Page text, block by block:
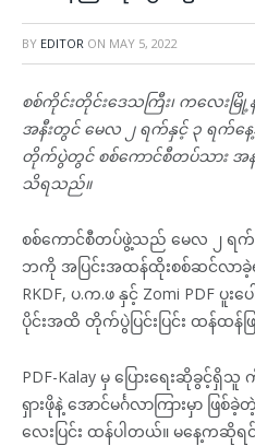
BY EDITOR ON MAY 5, 2022
စစ်ကိုင်းတိုင်းဒေသကြီး၊ ကလေးမြို့န
အနီးတွင် မေလ ၂ ရက်နှင့် ၃ ရက်န
တိုက်ပွဲတွင် စစ်ကောင်စီတပ်သား
သိရသည်။
စစ်ကောင်စီတပ်ဖွဲ့သည် မေလ ၂ ရက်န
ဘကို အပြင်းအထန်ထိုးစစ်ဆင်လာခဲ့ရာ
RKDF, ပ.က.ဖ နှင့် Zomi PDF ပူ
ပိုင်းအထိ တိုက်ပွဲပြင်းပြင်း ထန်ထန်ဖ
PDF-Kalay မှ ပြေားရေးဆိုခွင့်
ရှားဖိုနဲ့ အောင်မင်္ဂလာကြားမှာ
လေးပြင်း ထန်ပါတယ်။ မနေ့ကဆိုရ